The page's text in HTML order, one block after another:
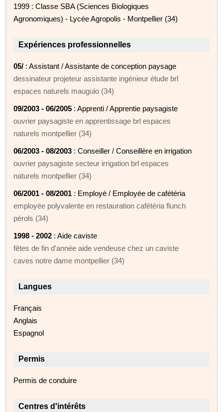
1999 : Classe SBA (Sciences Biologiques
Agronomiques) - Lycée Agropolis - Montpellier (34)
Expériences professionnelles
05/ : Assistant / Assistante de conception paysage
dessinateur projeteur assistante ingénieur étude brl
espaces naturels mauguio (34)
09/2003 - 06/2005 : Apprenti / Apprentie paysagiste
ouvrier paysagiste en apprentissage brl espaces
naturels montpellier (34)
06/2003 - 08/2003 : Conseiller / Conseillère en irrigation
ouvrier paysagiste secteur irrigation brl espaces
naturels montpellier (34)
06/2001 - 08/2001 : Employé / Employée de cafétéria
employée polyvalente en restauration cafétéria flunch
pérols (34)
1998 - 2002 : Aide caviste
fêtes de fin d'année aide vendeuse chez un caviste
caves notre dame montpellier (34)
Langues
Français
Anglais
Espagnol
Permis
Permis de conduire
Centres d'intérêts